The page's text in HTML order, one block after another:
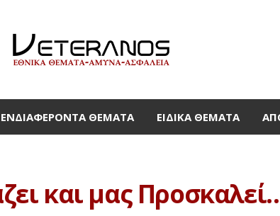
ΕΝΔΙΑΦΈΡΟΝΤΑ ΘΈΜΑΤΑ ΕΙΔΙΚΆ ΘΈΜΑΤΑ
και μας